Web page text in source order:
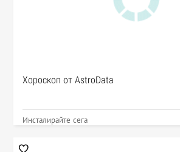
Хороскоп от AstroData
Инсталирайте сега